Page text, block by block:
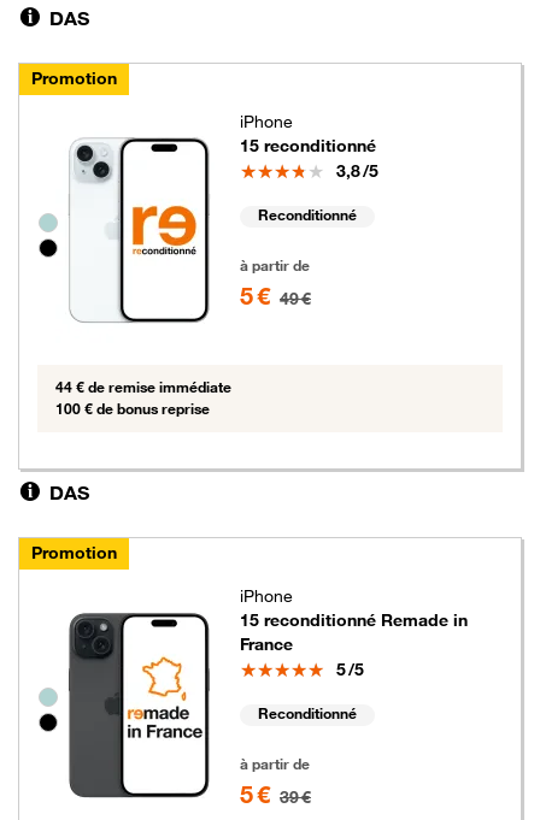
DAS
Promotion
Groupe de couleurs disponibles non sélectionnables
iPhone
15 reconditionné
Note
3,8/5
Reconditionné
à partir de
5 € 49 €
44 € de remise immédiate
100 € de bonus reprise
DAS
Promotion
Groupe de couleurs disponibles non sélectionnables
iPhone
15 reconditionné Remade in
France
Note
5/5
Reconditionné
à partir de
5 € 39 €